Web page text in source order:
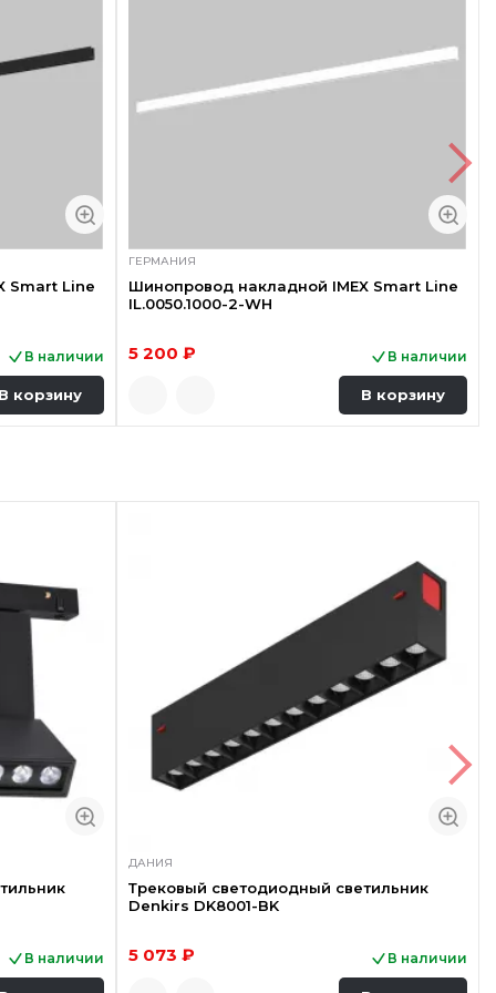
Smart Line
В наличии
В корзину
ГЕРМАНИЯ
Шинопровод накладной IMEX Smart Line
IL.0050.1000-2-WH
5 200 ₽ В наличии
В корзину
В наличии
ДАНИЯ
Трековый светодиодный светильник
Denkirs DK8001-BK
5 073 ₽ В наличии